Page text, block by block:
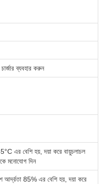
ব্যবহার করুন
এর বেশি হয়, দয়া করে বায়ুচলাচল
মনোযোগ দিন
85% এর বেশি হয়, দয়া করে